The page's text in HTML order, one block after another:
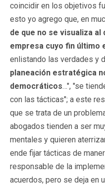
coincidir en los objetivos
esto yo agrego que, en
de que no se visualiza al
empresa cuyo fin último
enlistando las verdades y
planeación estratégica
democráticos…", "se
con las tácticas"; a este
que se trata de un
abogados tienden a ser
mentales y quieren
ende fijar tácticas de
responsable de la
acuerdos, pero se deja en